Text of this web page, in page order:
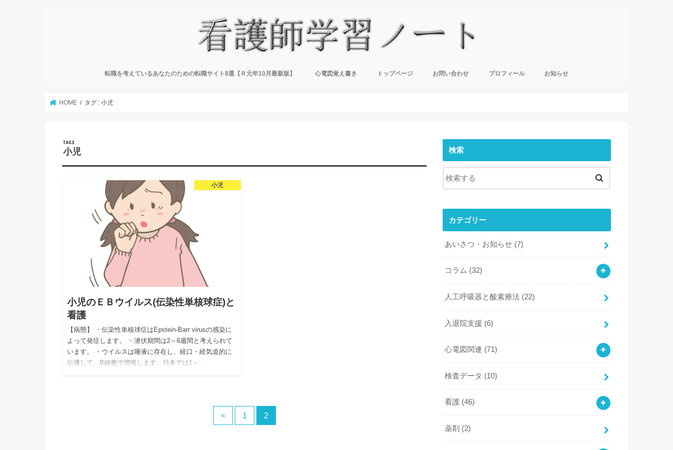
転職を考えているあなたのための転職サイト8選【Ｒ元年10月最新版】 心電図覚え書き トップページ お問い合わせ プロフィール お知らせ
HOME タグ : 小児
小児
小児
小児のＥＢウイルス(伝染性単核球症)と
看護
【病態】 ・伝染性単核球症はEpstein-Barr virusの感染に
よって発症します。 ・潜伏期間は2～6週間と考えられて
います。 ・ウイルスは唾液に存在し、経口・経気道的に
伝播して、B細胞で増殖します。日本では1～…
< 1 2
検索
カテゴリー
あいさつ・お知らせ (7)
コラム (32)
人工呼吸器と酸素療法 (22)
入退院支援 (6)
心電図関連 (71)
検査データ (10)
看護 (46)
薬剤 (2)